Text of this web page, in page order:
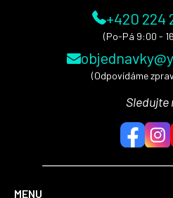
+420 224
(Po-Pá 9:00 -
(Odpovídáme
Sledujte
MENU